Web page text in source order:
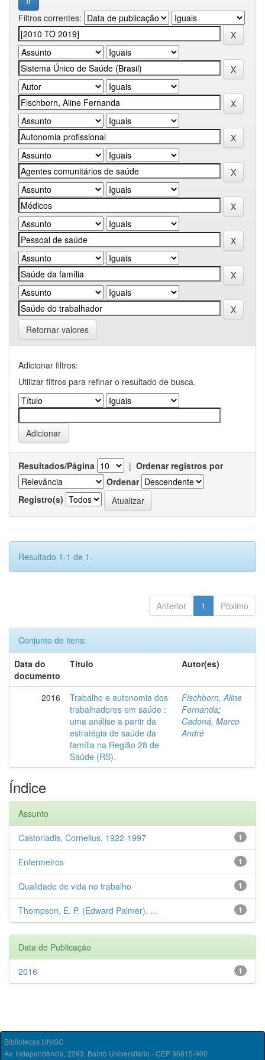
Filtros correntes:
Retornar valores
Adicionar filtros:
Utilizar filtros para refinar o resultado de busca.
Resultados/Página | Ordenar registros por
Ordenar
Registro(s)
Resultado 1-1 de 1.
Anterior 1 Póximo
Conjunto de itens:
Data do
documento
Título Autor(es)
2016
Trabalho e autonomia dos
trabalhadores em saúde :
uma análise a partir da
estratégia de saúde da
família na Região 28 de
Saúde (RS).
Fischborn, Aline
Fernanda;
Cadoná, Marco
André
Índice
Assunto
1
Castoriadis, Cornelius, 1922-1997
1
Enfermeiros
1
Qualidade de vida no trabalho
1
Thompson, E. P. (Edward Palmer), ...
Data de Publicação
1
2016
Bibliotecas UNISC
Av. Independência, 2293, Bairro Universitário - CEP 96815-900